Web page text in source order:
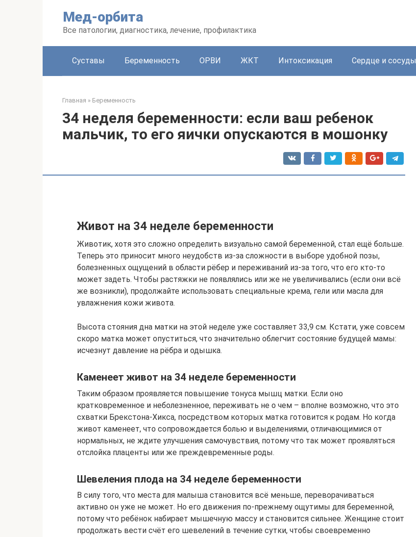
Мед-орбита
Все патологии, диагностика, лечение, профилактика
Суставы Беременность ОРВИ ЖКТ Интоксикация Сердце и сосуды
Главная » Беременность
34 неделя беременности: если ваш ребенок
мальчик, то его яички опускаются в мошонку
Живот на 34 неделе беременности
Животик, хотя это сложно определить визуально самой беременной, стал ещё больше.
Теперь это приносит много неудобств из-за сложности в выборе удобной позы,
болезненных ощущений в области рёбер и переживаний из-за того, что его кто-то
может задеть. Чтобы растяжки не появлялись или же не увеличивались (если они всё
же возникли), продолжайте использовать специальные крема, гели или масла для
увлажнения кожи живота.
Высота стояния дна матки на этой неделе уже составляет 33,9 см. Кстати, уже совсем
скоро матка может опуститься, что значительно облегчит состояние будущей мамы:
исчезнут давление на рёбра и одышка.
Каменеет живот на 34 неделе беременности
Таким образом проявляется повышение тонуса мышц матки. Если оно
кратковременное и неболезненное, переживать не о чем – вполне возможно, что это
схватки Брекстона-Хикса, посредством которых матка готовится к родам. Но когда
живот каменеет, что сопровождается болью и выделениями, отличающимися от
нормальных, не ждите улучшения самочувствия, потому что так может проявляться
отслойка плаценты или же преждевременные роды.
Шевеления плода на 34 неделе беременности
В силу того, что места для малыша становится всё меньше, переворачиваться
активно он уже не может. Но его движения по-прежнему ощутимы для беременной,
потому что ребёнок набирает мышечную массу и становится сильнее. Женщине стоит
продолжать вести счёт его шевелений в течение сутки, чтобы своевременно